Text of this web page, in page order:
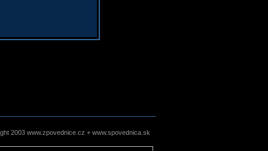
2003 www.zpovednice.cz + www.spovednica.sk